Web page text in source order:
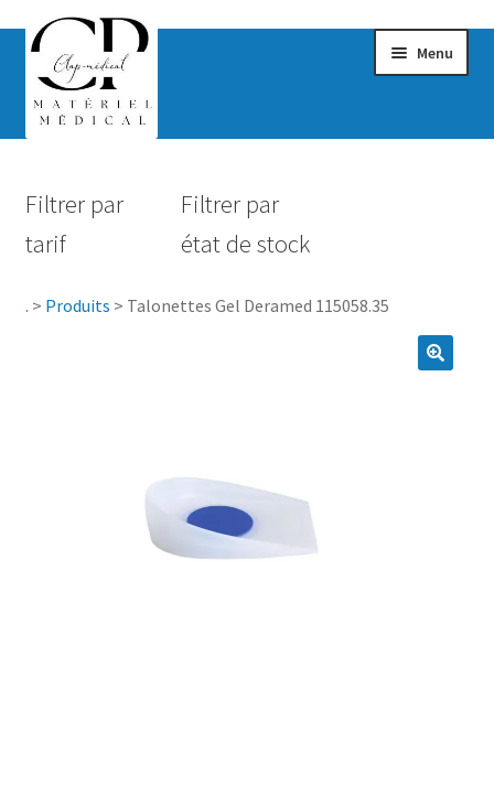
Menu
Hygiène
Vêtements & Chaussures
Filtrer par
tarif
Filtrer par
état de stock
. > Produits > Talonettes Gel Deramed 115058.35